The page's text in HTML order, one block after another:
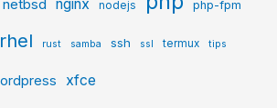
netbsd nginx nodejs php-fpm
rhel rust samba ssh ssl termux tips
xfce